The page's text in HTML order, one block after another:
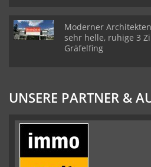
Moderner
sehr helle, ruhige 3
Gräfelfing
UNSERE PARTNER &